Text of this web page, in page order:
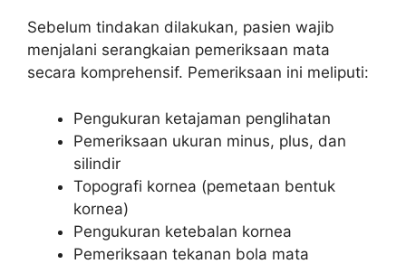
Sebelum tindakan dilakukan, pasien wajib
menjalani serangkaian pemeriksaan mata
secara komprehensif. Pemeriksaan ini meliputi:
Pengukuran ketajaman penglihatan
Pemeriksaan ukuran minus, plus, dan
silindir
Topografi kornea (pemetaan bentuk
kornea)
Pengukuran ketebalan kornea
Pemeriksaan tekanan bola mata